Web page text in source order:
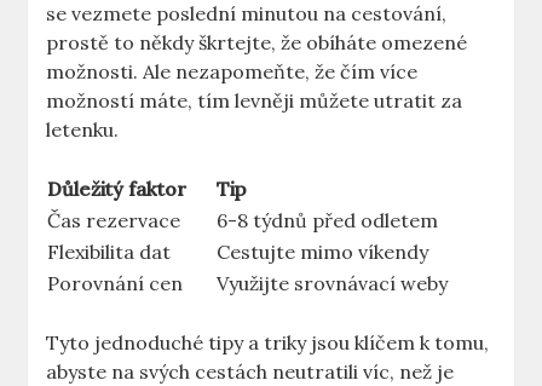
se vezmete poslední minutou na cestování,
prostě to někdy škrtejte, že obíháte omezené
možnosti. Ale nezapomeňte, že čím více
možností máte, tím levněji můžete utratit za
letenku.
Důležitý faktor
Tip
Čas rezervace
6-8 týdnů před odletem
Flexibilita dat
Cestujte mimo víkendy
Porovnání cen
Využijte srovnávací weby
Tyto jednoduché tipy a triky jsou klíčem k tomu,
abyste na svých cestách neutratili víc, než je